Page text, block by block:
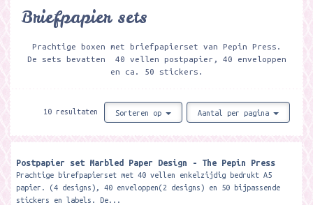
Briefpapier sets
Prachtige boxen met briefpapierset van Pepin Press.
De sets bevatten 40 vellen postpapier, 40 enveloppen
en ca. 50 stickers.
10 resultaten Sorteren op Aantal per pagina
Postpapier set Marbled Paper Design - The Pepin Press
Prachtige birefpapierset met 40 vellen enkelzijdig bedrukt A5
papier. (4 designs), 40 enveloppen(2 designs) en 50 bijpassende
stickers en labels. De...